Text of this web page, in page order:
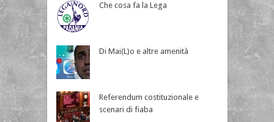
Che cosa fa la Lega
Di Mai(L)o e altre amenità
Referendum costituzionale e
scenari di fiaba